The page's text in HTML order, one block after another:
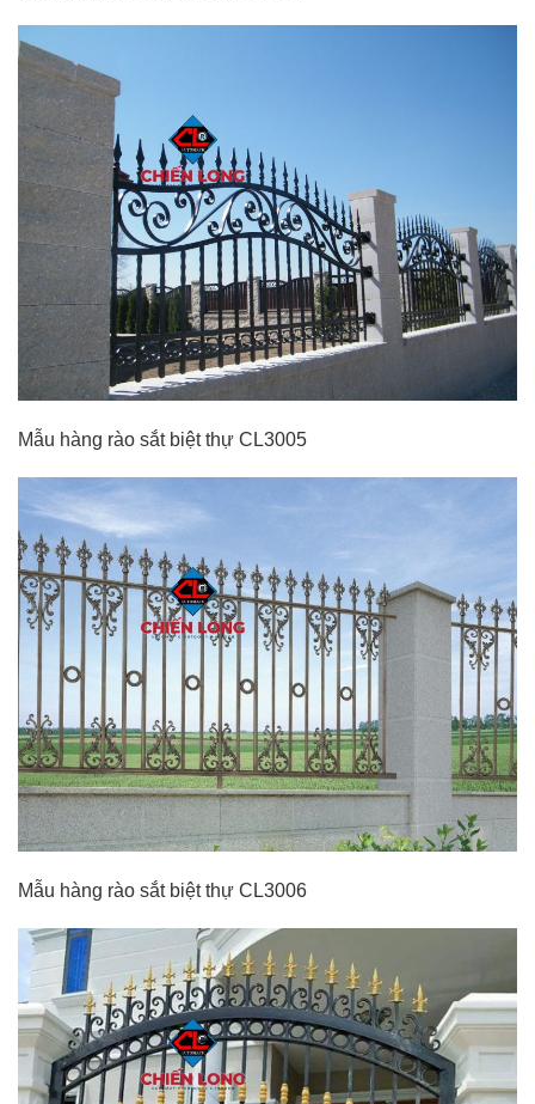
Mẫu hàng rào sắt biệt thự CL3005
Mẫu hàng rào sắt biệt thự CL3006